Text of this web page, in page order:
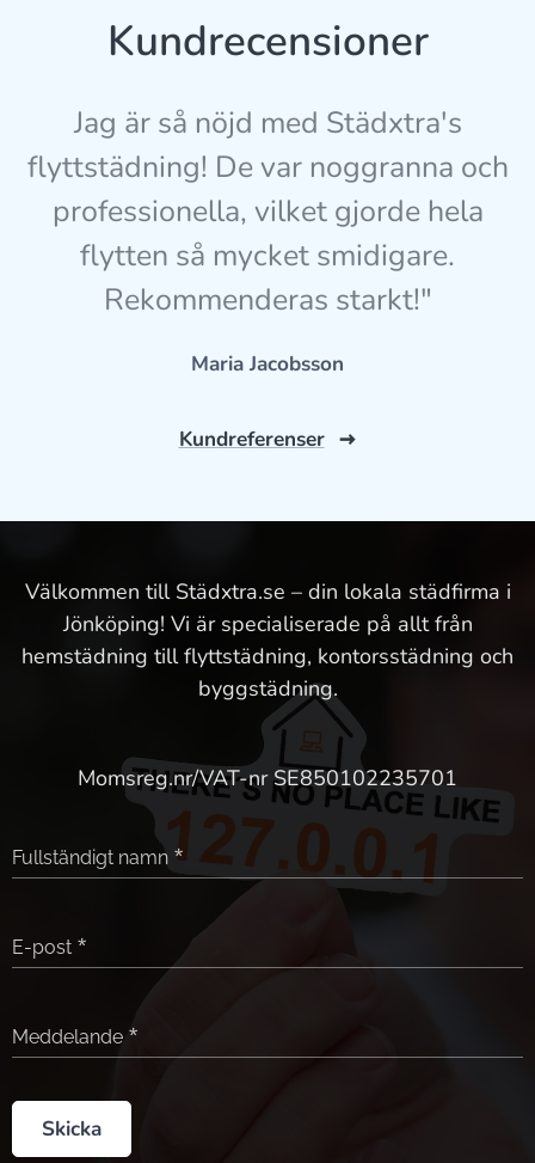
Kundrecensioner
Jag är så nöjd med Städxtra's
flyttstädning! De var noggranna och
professionella, vilket gjorde hela
flytten så mycket smidigare.
Rekommenderas starkt!"
Maria Jacobsson
Kundreferenser
Välkommen till Städxtra.se – din lokala städfirma i
Jönköping! Vi är specialiserade på allt från
hemstädning till flyttstädning, kontorsstädning och
byggstädning.
Momsreg.nr/VAT-nr SE850102235701
Fullständigt namn
E-post
Meddelande
Skicka